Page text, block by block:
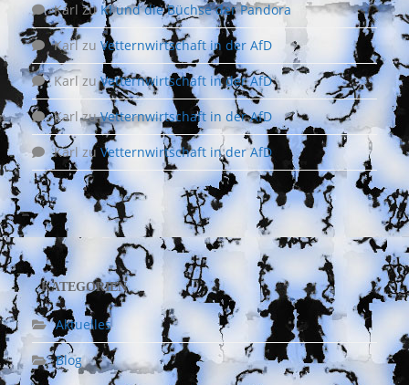
Karlzu KI und die Büchse der Pandora
Karlzu Vetternwirtschaft in der AfD
Karl zuVetternwirtschaft in der AfD
KarlzuVetternwirtschaft in der AfD
Karl zuVetternwirtschaft in der AfD
KATEGORIEN
Aktuelles
Blog